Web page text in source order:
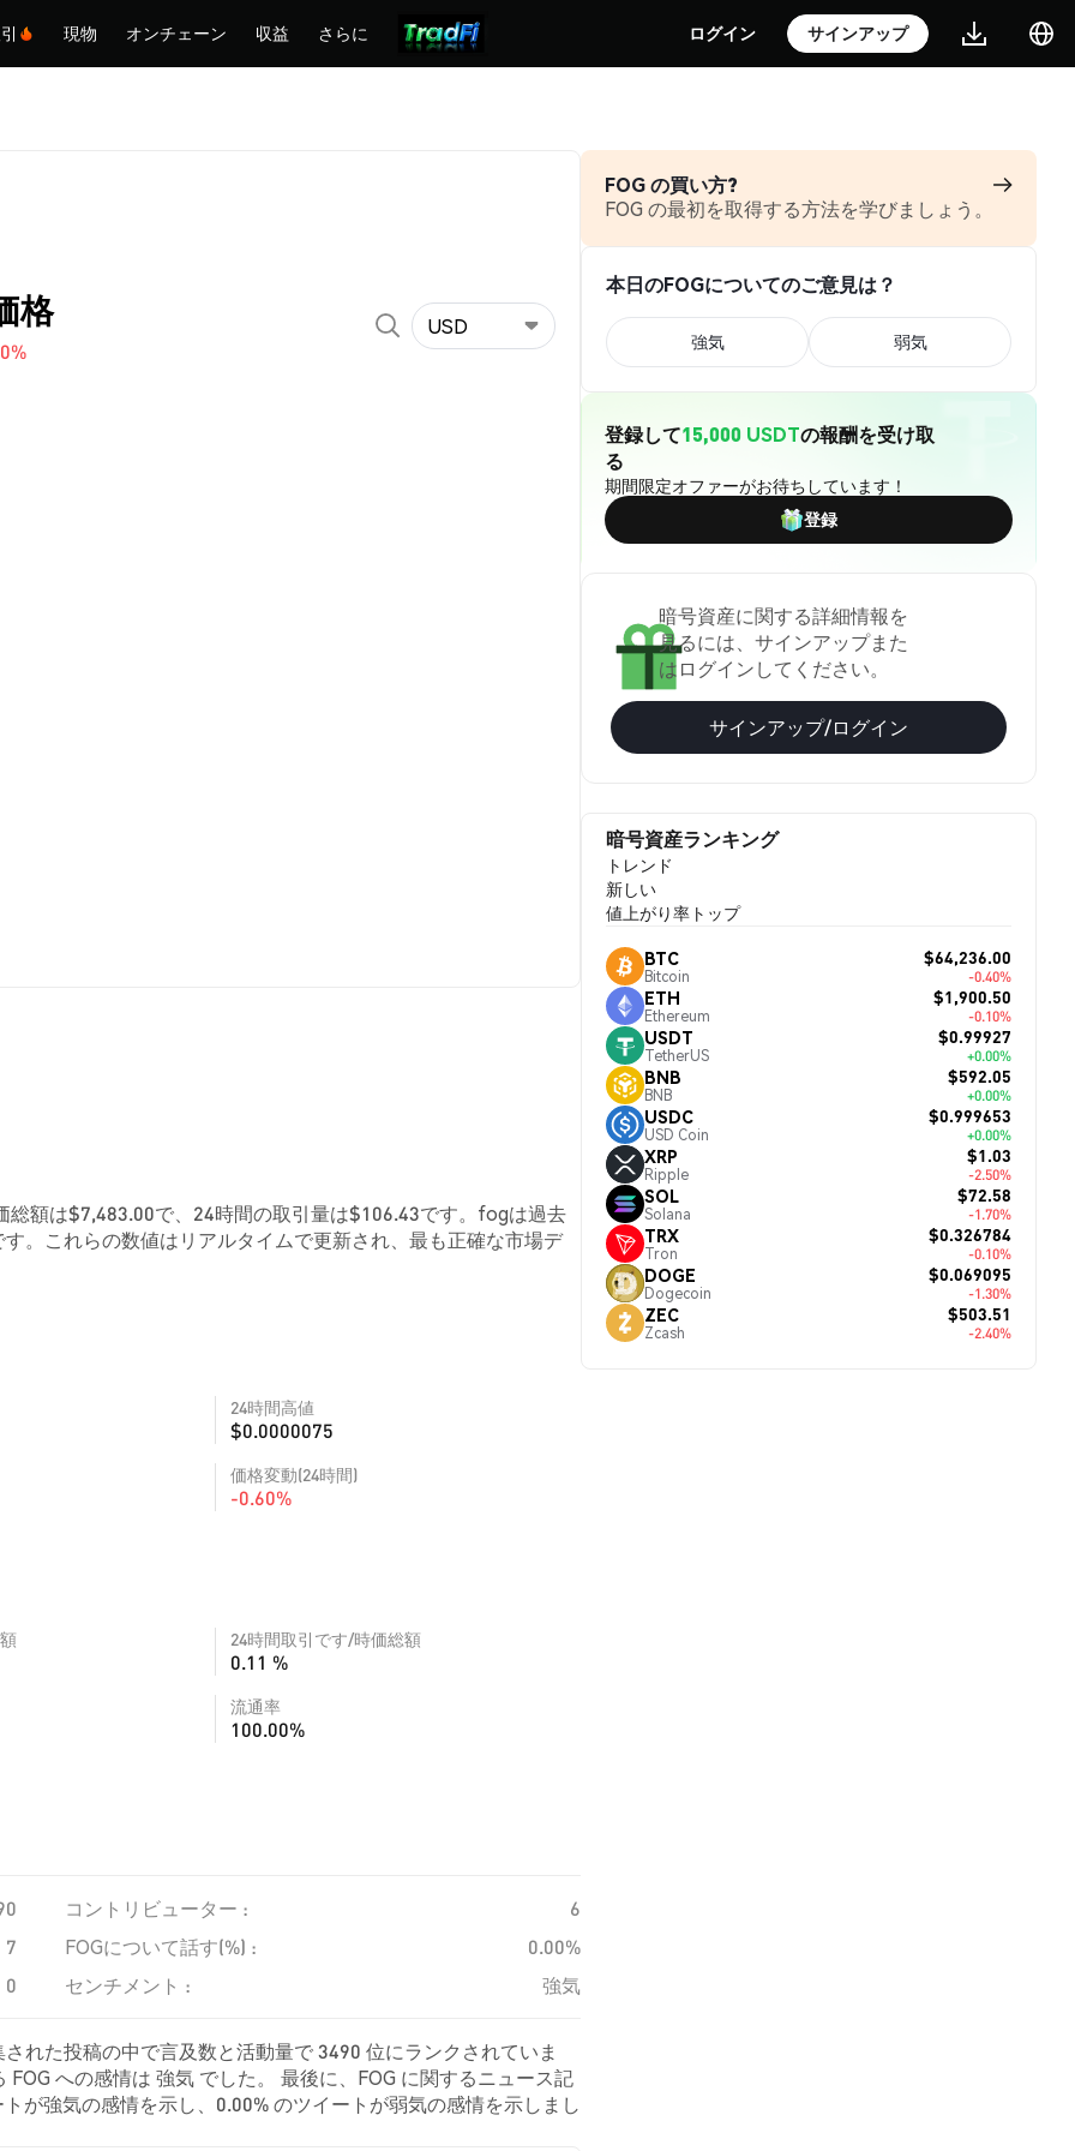
現物 オンチェーン 収益 さらに ログイン サインアップ
格 USD
額は$7,483.00で、24時間の取引量は$106.43です。fogは過去
。これらの数値はリアルタイムで更新され、最も正確な市場デ
24時間高値
$0.0000075
価格変動(24時間)
-0.60%
24時間取引です/時価総額
0.11 %
流通率
100.00%
コントリビューター :
6
7 FOGについて話す(%) :
0.00%
0 センチメント : 強気
れた投稿の中で言及数と活動量で 3490 位にランクされていま
への感情は 強気 でした。 最後に、FOG に関するニュース記
が強気の感情を示し、0.00% のツイートが弱気の感情を示しまし
FOG の買い方?
FOG の最初を取得する方法を学びましょう。
本日のFOGについてのご意見は？
強気 弱気
登録して15,000 USDTの報酬を受け取
る
期間限定オファーがお待ちしています！
登録
暗号資産に関する詳細情報を
見るには、サインアップまた
はログインしてください。
サインアップ/ログイン
暗号資産ランキング
トレンド
新しい
値上がり率トップ
BTC
Bitcoin
$64,236.00
-0.40%
ETH
Ethereum
$1,900.50
-0.10%
USDT
TetherUS
$0.99927
+0.00%
BNB
BNB
$592.05
+0.00%
USDC
USD Coin
$0.999653
+0.00%
XRP
Ripple
$1.03
-2.50%
SOL
Solana
$72.58
-1.70%
TRX
Tron
$0.326784
-0.10%
DOGE
Dogecoin
$0.069095
-1.30%
ZEC
Zcash
$503.51
-2.40%